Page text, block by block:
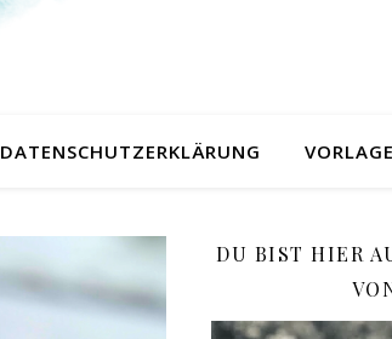
DATENSCHUTZERKLÄRUNG
DU BIST HIER